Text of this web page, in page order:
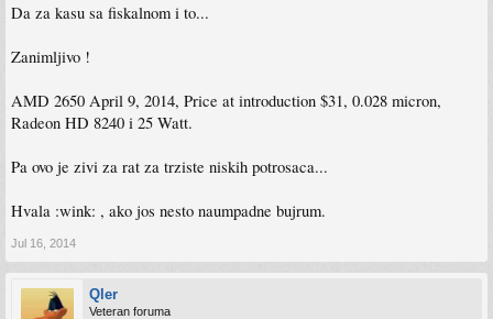
Da za kasu sa fiskalnom i to...
Zanimljivo !
AMD 2650 April 9, 2014, Price at introduction $31, 0.028 micron,
Radeon HD 8240 i 25 Watt.
Pa ovo je zivi za rat za trziste niskih potrosaca...
Hvala :wink: , ako jos nesto naumpadne bujrum.
Jul 16, 2014
Qler
Veteran foruma